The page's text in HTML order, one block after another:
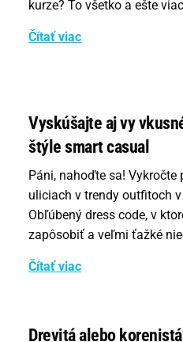
kurze? To všetko a ešte
Čítať viac
Vyskúšajte aj vy
štýle smart casual
Páni, nahoďte sa!
uliciach v trendy outfitoch
Obľúbený dress code, v
zapôsobiť a veľmi ťažké
Čítať viac
Drevitá alebo